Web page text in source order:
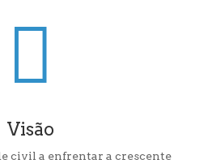

Visão
civil a enfrentar a crescente